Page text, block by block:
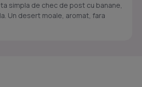
simpla de chec de post cu banane,
Un desert moale, aromat, fara